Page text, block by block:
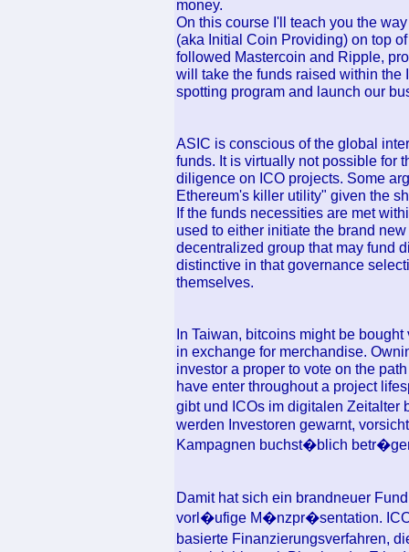
money.
On this course I'll teach you the
(aka Initial Coin Providing) on top
followed Mastercoin and Ripple,
will take the funds raised within
spotting program and launch our
ASIC is conscious of the global
funds. It is virtually not possible for
diligence on ICO projects. Some
Ethereum's killer utility" given the
If the funds necessities are met
used to either initiate the brand
decentralized group that may fund
distinctive in that governance
themselves.
In Taiwan, bitcoins might be
in exchange for merchandise.
investor a proper to vote on the
have enter throughout a project
gibt und ICOs im digitalen
werden Investoren gewarnt,
Kampagnen buchst�blich
Damit hat sich ein brandneuer
vorl�ufige M�nzpr�sentation.
basierte Finanzierungsverfahren,